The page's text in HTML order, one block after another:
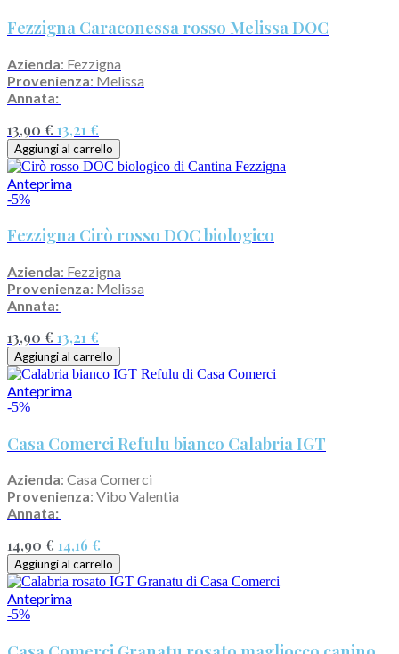
Fezzigna Caraconessa rosso Melissa DOC
Azienda: Fezzigna
Provenienza: Melissa
Annata:
13,90 € 13,21 €
Aggiungi al carrello
Anteprima
-5%
Fezzigna Cirò rosso DOC biologico
Azienda: Fezzigna
Provenienza: Melissa
Annata:
13,90 € 13,21 €
Aggiungi al carrello
Anteprima
-5%
Casa Comerci Refulu bianco Calabria IGT
Azienda: Casa Comerci
Provenienza: Vibo Valentia
Annata:
14,90 € 14,16 €
Aggiungi al carrello
Anteprima
-5%